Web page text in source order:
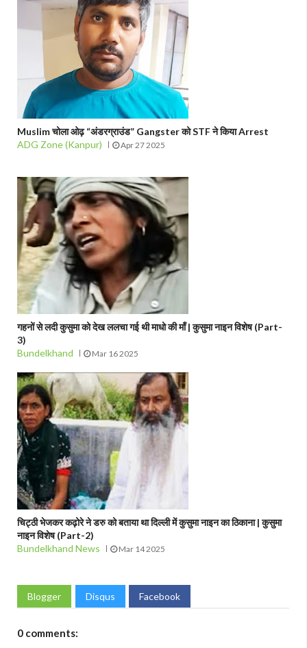
Muslim चोला ओढ़ “अंडरग्राउंड” Gangster को STF ने किया Arrest
ADG Zone (Kanpur)
Apr 27 2025
गहनों से लदी कुसुमा को देख ललचा गई थी माधो की माँ | कुसुमा नाइन विशेष (Part-
3)
Bundelkhand
Mar 16 2025
चिट्ठी भेजकर कढ़ोरे ने डरु को बताया था दिल्ली में कुसुमा नाइन का ठिकाना | कुसुमा
नाइन विशेष (Part-2)
Bundelkhand News
Mar 14 2025
Blogger Disqus Facebook
0 comments: